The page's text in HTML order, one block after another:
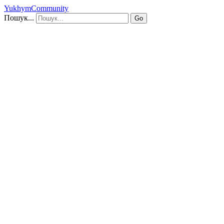
YukhymCommunity
Пошук...
Go